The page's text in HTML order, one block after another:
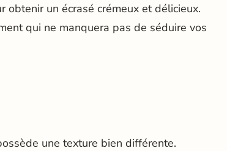
obtenir un écrasé crémeux et délicieux.
qui ne manquera pas de séduire vos
une texture bien différente.